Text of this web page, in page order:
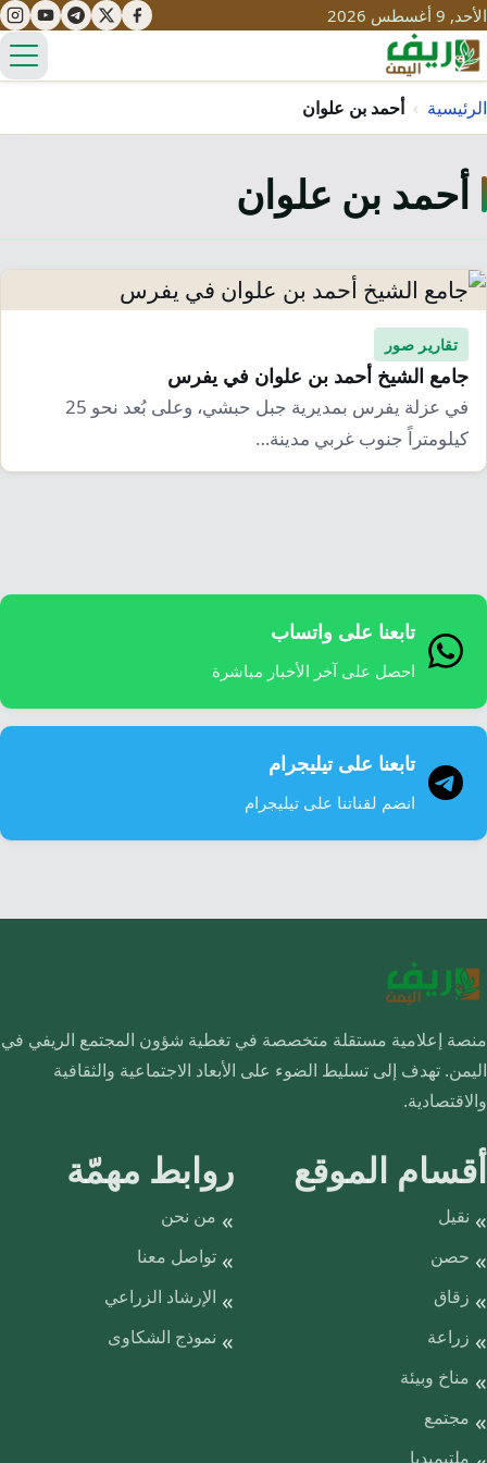
الأحد, 9 أغسطس 2026
مياه
طرُق
قصص نجاح
مبادرات
سياحة
تراث
ثقافة
التغير المناخي
محميات
التلوث
تحديات
حلول
نساء
تقارير صور
فيديو
الرئيسية › أحمد بن علوان
أحمد بن علوان
تقارير صور
جامع الشيخ أحمد بن علوان في يفرس
في عزلة يفرس بمديرية جبل حبشي، وعلى بُعد نحو 25
كيلومتراً جنوب غربي مدينة…
تابعنا على واتساب
احصل على آخر الأخبار مباشرة
تابعنا على تيليجرام
انضم لقناتنا على تيليجرام
منصة إعلامية مستقلة متخصصة في تغطية شؤون المجتمع الريفي في
اليمن. تهدف إلى تسليط الضوء على الأبعاد الاجتماعية والثقافية
والاقتصادية.
أقسام الموقع
نقيل
حصن
زقاق
زراعة
مناخ وبيئة
مجتمع
ملتيميديا
روابط مهمّة
من نحن
تواصل معنا
الإرشاد الزراعي
نموذج الشكاوى